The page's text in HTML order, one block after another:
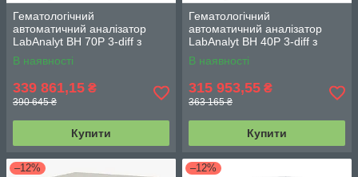
Гематологічний
автоматичний аналізатор
LabAnalyt BH 70Р 3-diff з
джерелом безперебійного
живлення
В наявності
339 861,15 ₴
390 645 ₴
Купити
Гематологічний
автоматичний аналізатор
LabAnalyt BH 40Р 3-diff з
джерелом безперебійного
живлення
В наявності
315 953,55 ₴
363 165 ₴
Купити
–12% –12%